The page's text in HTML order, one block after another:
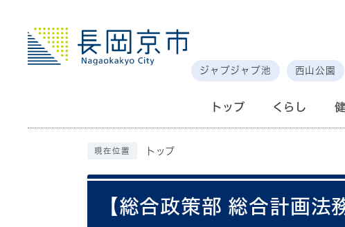
ジャブジャブ池 西山公園
トップ くらし
現在位置 トップ
【総合政策部 総合計画